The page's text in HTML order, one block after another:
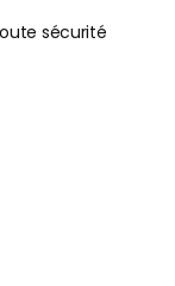
sécurité